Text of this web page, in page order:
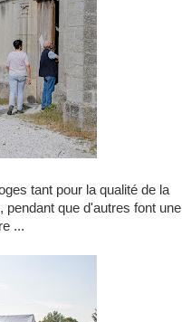
tant pour la qualité de la
pendant que d'autres font une
...